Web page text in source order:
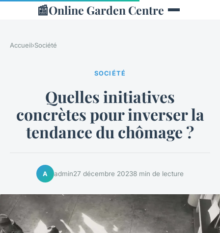
📰Online Garden Centre
Accueil›Société
SOCIÉTÉ
Quelles initiatives
concrètes pour inverser la
tendance du chômage ?
A admin27 décembre 20238 min de lecture